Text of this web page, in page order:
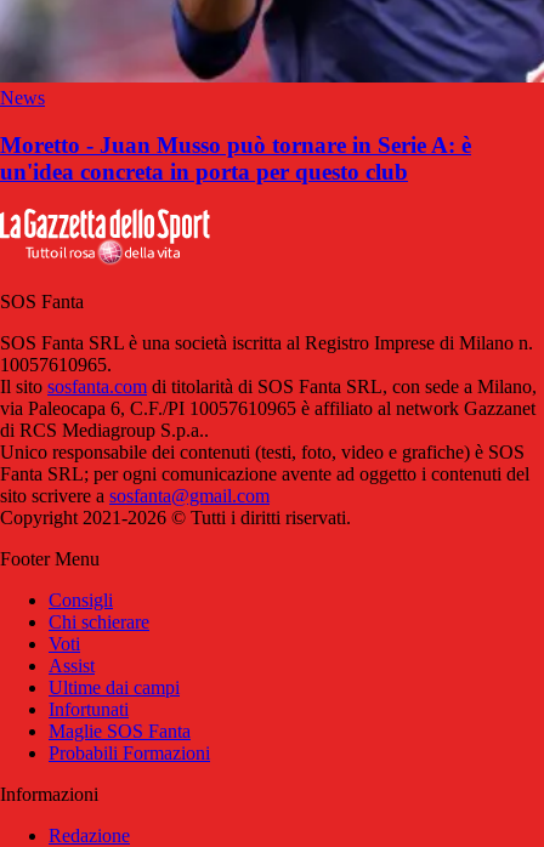
News
Moretto - Juan Musso può tornare in Serie A: è
un'idea concreta in porta per questo club
SOS Fanta
SOS Fanta SRL è una società iscritta al Registro Imprese di Milano n.
10057610965.
Il sito sosfanta.com di titolarità di SOS Fanta SRL, con sede a Milano,
via Paleocapa 6, C.F./PI 10057610965 è affiliato al network Gazzanet
di RCS Mediagroup S.p.a..
Unico responsabile dei contenuti (testi, foto, video e grafiche) è SOS
Fanta SRL; per ogni comunicazione avente ad oggetto i contenuti del
sito scrivere a sosfanta@gmail.com
Copyright 2021-2026 © Tutti i diritti riservati.
Footer Menu
Consigli
Chi schierare
Voti
Assist
Ultime dai campi
Infortunati
Maglie SOS Fanta
Probabili Formazioni
Informazioni
Redazione